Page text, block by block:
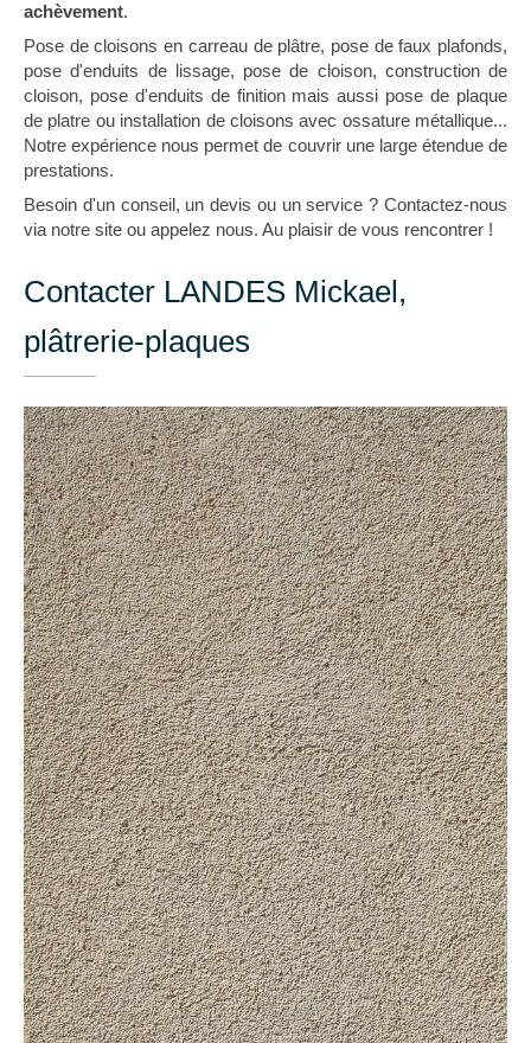
achèvement.
Pose de cloisons en carreau de plâtre, pose de faux plafonds,
pose d'enduits de lissage, pose de cloison, construction de
cloison, pose d'enduits de finition mais aussi pose de plaque
de platre ou installation de cloisons avec ossature métallique...
Notre expérience nous permet de couvrir une large étendue de
prestations.
Besoin d'un conseil, un devis ou un service ? Contactez-nous
via notre site ou appelez nous. Au plaisir de vous rencontrer !
Contacter LANDES Mickael,
plâtrerie-plaques